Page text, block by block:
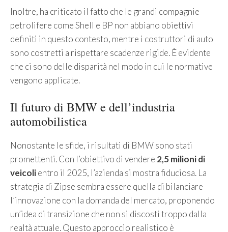
Inoltre, ha criticato il fatto che le grandi compagnie
petrolifere come Shell e BP non abbiano obiettivi
definiti in questo contesto, mentre i costruttori di auto
sono costretti a rispettare scadenze rigide. È evidente
che ci sono delle disparità nel modo in cui le normative
vengono applicate.
Il futuro di BMW e dell’industria
automobilistica
Nonostante le sfide, i risultati di BMW sono stati
promettenti. Con l’obiettivo di vendere 2,5 milioni di
veicolientro il 2025, l’azienda si mostra fiduciosa. La
strategia di Zipse sembra essere quella di bilanciare
l’innovazione con la domanda del mercato, proponendo
un’idea di transizione che non si discosti troppo dalla
realtà attuale. Questo approccio realistico è